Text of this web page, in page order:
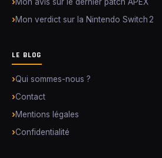
Mon verdict sur la Nintendo Switch 2
LE BLOG
Qui sommes-nous ?
Contact
Mentions légales
Confidentialité